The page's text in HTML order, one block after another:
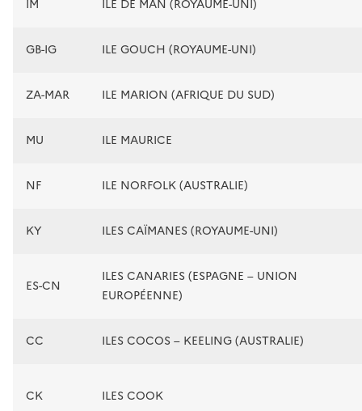
IM ILE DE MAN (ROYAUME-UNI)
GB-IG ILE GOUCH (ROYAUME-UNI)
ZA-MAR ILE MARION (AFRIQUE DU SUD)
MU ILE MAURICE
NF ILE NORFOLK (AUSTRALIE)
KY ILES CAÏMANES (ROYAUME-UNI)
ES-CN
ILES CANARIES (ESPAGNE – UNION
EUROPÉENNE)
CC ILES COCOS – KEELING (AUSTRALIE)
CK ILES COOK